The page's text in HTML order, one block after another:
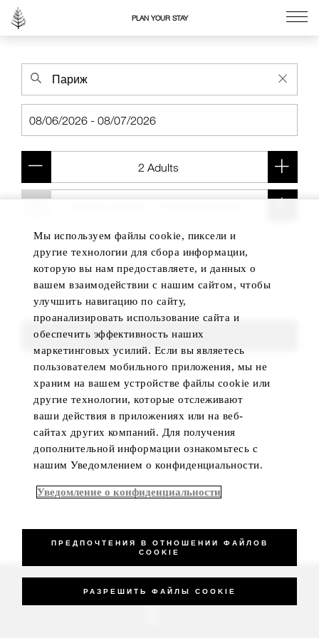
PLAN YOUR STAY
Add another room
FIND ROOMS
_Four Seasons Hotels Limited 1997-2026. All Rights Reserved.
Мы используем файлы cookie, пиксели и
другие технологии для сбора информации,
которую вы нам предоставляете, и данных о
вашем взаимодействии с нашим сайтом, чтобы
улучшить навигацию по сайту,
проанализировать использование сайта и
обеспечить эффективность наших
маркетинговых усилий. Если вы являетесь
пользователем мобильного приложения, мы не
храним на вашем устройстве файлы cookie или
другие технологии, которые отслеживают
ваши действия в приложениях или на веб-
сайтах других компаний. Для получения
дополнительной информации ознакомьтесь с
нашим Уведомлением о конфиденциальности.
Уведомление о конфиденциальности
ПРЕДПОЧТЕНИЯ В ОТНОШЕНИИ ФАЙЛОВ
COOKIE
РАЗРЕШИТЬ ФАЙЛЫ COOKIE